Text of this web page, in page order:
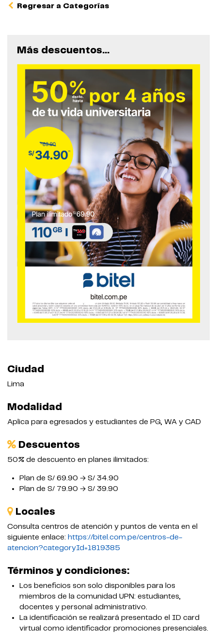
Regresar a Categorías
Más descuentos...
Ciudad
Lima
Modalidad
Aplica para egresados y estudiantes de PG, WA y CAD
Descuentos
50% de descuento en planes ilimitados:
Plan de S/ 69.90 → S/ 34.90
Plan de S/ 79.90 → S/ 39.90
Locales
Consulta centros de atención y puntos de venta en el
siguiente enlace: https://bitel.com.pe/centros-de-
atencion?categoryId=1819385
Términos y condiciones:
Los beneficios son solo disponibles para los
miembros de la comunidad UPN: estudiantes,
docentes y personal administrativo.
La identificación se realizará presentado el ID card
virtual como identificador promociones presenciales.